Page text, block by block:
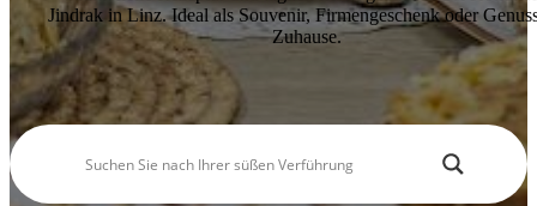
Saisonale Produkte
Sandwich & Brötchen
Filialen & Öffnungszeiten
Jindrak in Linz. Ideal alsSouvenir,Firmengeschenkoder
Zuhause.